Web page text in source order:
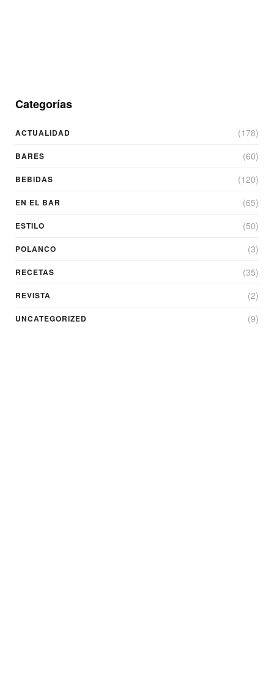
Categorías
ACTUALIDAD (178)
BARES (60)
BEBIDAS (120)
EN EL BAR (65)
ESTILO (50)
POLANCO (3)
RECETAS (35)
REVISTA (2)
UNCATEGORIZED (9)